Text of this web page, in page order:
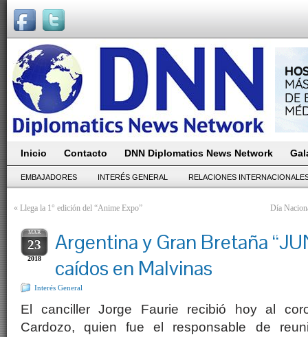
Inicio Contacto DNN Diplomatics News Network
EMBAJADORES INTERÉS GENERAL RELACIONES
« Llega la 1° edición del “Anime Expo” Día
MAR
23
2018
Argentina y Gran Bretaña
caídos en Malvinas
Interés General
El canciller Jorge Faurie recibió hoy al
Cardozo, quien fue el responsable de